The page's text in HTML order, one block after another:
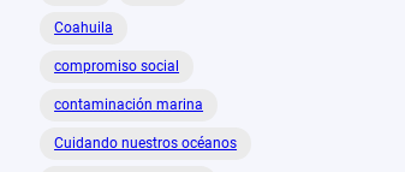
Coahuila
compromiso social
contaminación marina
Cuidando nuestros océanos